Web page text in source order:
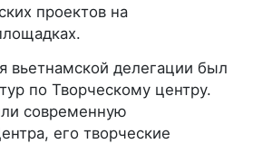
проектов на
вьетнамской делегации был
по Творческому центру.
современную
его творческие